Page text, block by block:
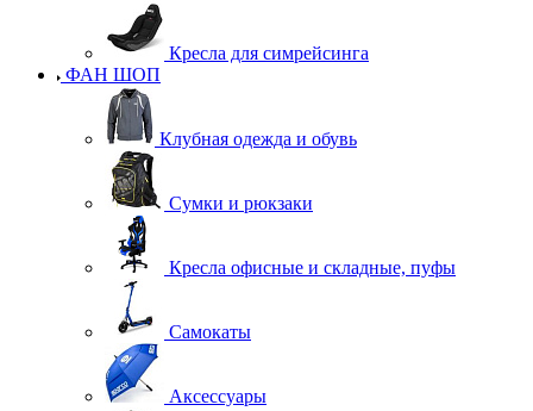
Кресла для симрейсинга
ФАН ШОП
Клубная одежда и обувь
Сумки и рюкзаки
Кресла офисные и складные, пуфы
Самокаты
Аксессуары